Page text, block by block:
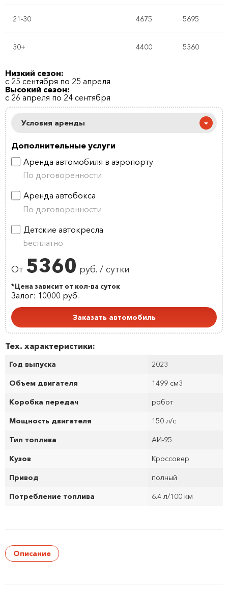
21-30 4675 5695
30+ 4400 5360
Низкий сезон:
с 25 сентября по 25 апреля
Высокий сезон:
с 26 апреля по 24 сентября
Условия аренды
Дополнительные услуги
Аренда автомобиля в аэропорту
По договоренности
Аренда автобокса
По договоренности
Детские автокресла
Бесплатно
От 5360 руб. / сутки
*Цена зависит от кол-ва суток
Залог: 10000 руб.
Заказать автомобиль
Тех. характеристики:
Год выпуска 2023
Объем двигателя 1499 см3
Коробка передач робот
Мощность двигателя 150 л/с
Тип топлива АИ-95
Кузов Кроссовер
Привод полный
Потребление топлива 6.4 л/100 км
Описание